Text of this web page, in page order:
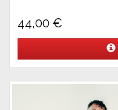
44,00 €